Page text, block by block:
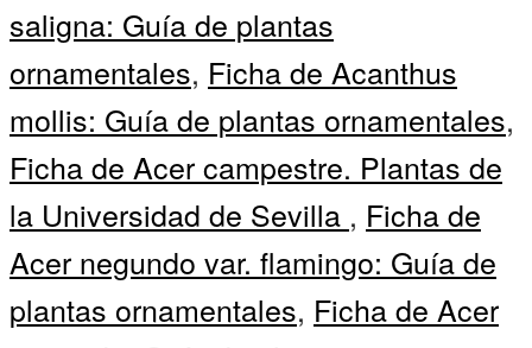
saligna: Guía de plantas
ornamentales, Ficha de Acanthus
mollis: Guía de plantas ornamentales,
Ficha de Acer campestre. Plantas de
la Universidad de Sevilla , Ficha de
Acer negundo var. flamingo: Guía de
plantas ornamentales, Ficha de Acer